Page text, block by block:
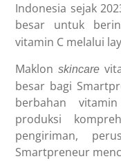
Indonesia sejak
besar untuk
vitamin C melalui
Maklonskincare
besar bagi
berbahan
produksi
pengiriman,
Smartpreneur